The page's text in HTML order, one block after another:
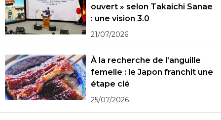
ouvert » selon Takaichi Sanae
: une vision 3.0
21/07/2026
À la recherche de l’anguille
femelle : le Japon franchit une
étape clé
25/07/2026